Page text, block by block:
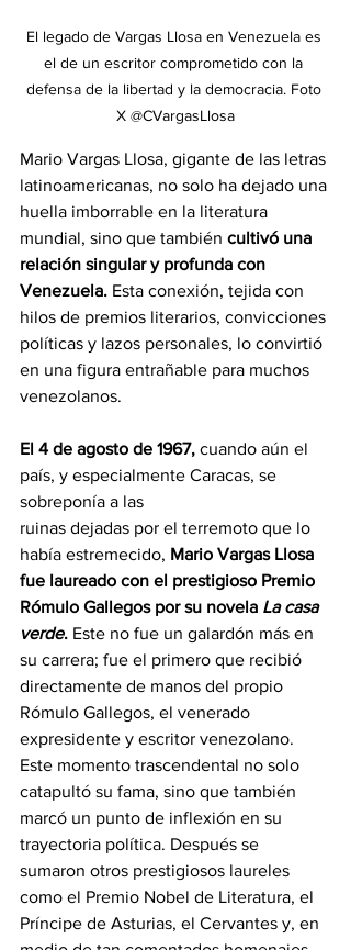
El legado de Vargas Llosa en Venezuela es
el de un escritor comprometido con la
defensa de la libertad y la democracia. Foto
X @CVargasLlosa
Mario Vargas Llosa, gigante de las letras
latinoamericanas, no solo ha dejado una
huella imborrable en la literatura
mundial, sino que también cultivó una
relación singular y profunda con
Venezuela. Esta conexión, tejida con
hilos de premios literarios, convicciones
políticas y lazos personales, lo convirtió
en una figura entrañable para muchos
venezolanos.
El 4 de agosto de 1967, cuando aún el
país, y especialmente Caracas, se
sobreponía a las
ruinas dejadas por el terremoto que lo
había estremecido, Mario Vargas Llosa
fue laureado con el prestigioso Premio
Rómulo Gallegos por su novela La casa
verde. Este no fue un galardón más en
su carrera; fue el primero que recibió
directamente de manos del propio
Rómulo Gallegos, el venerado
expresidente y escritor venezolano.
Este momento trascendental no solo
catapultó su fama, sino que también
marcó un punto de inflexión en su
trayectoria política. Después se
sumaron otros prestigiosos laureles
como el Premio Nobel de Literatura, el
Príncipe de Asturias, el Cervantes y, en